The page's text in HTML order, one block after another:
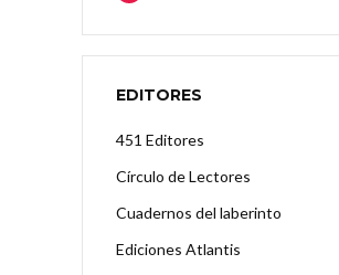
EDITORES
451 Editores
Círculo de Lectores
Cuadernos del laberinto
Ediciones Atlantis